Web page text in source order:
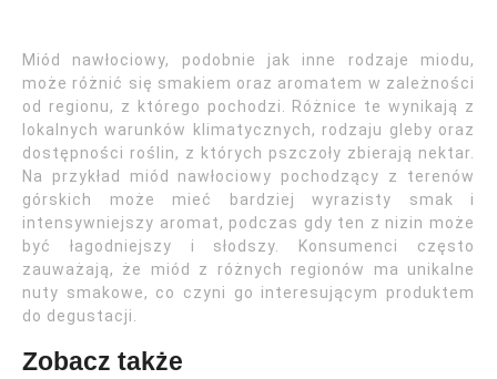
Miód nawłociowy, podobnie jak inne rodzaje miodu,
może różnić się smakiem oraz aromatem w zależności
od regionu, z którego pochodzi. Różnice te wynikają z
lokalnych warunków klimatycznych, rodzaju gleby oraz
dostępności roślin, z których pszczoły zbierają nektar.
Na przykład miód nawłociowy pochodzący z terenów
górskich może mieć bardziej wyrazisty smak i
intensywniejszy aromat, podczas gdy ten z nizin może
być łagodniejszy i słodszy. Konsumenci często
zauważają, że miód z różnych regionów ma unikalne
nuty smakowe, co czyni go interesującym produktem
do degustacji.
Zobacz także